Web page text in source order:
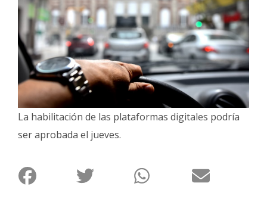
Ciudad
Deportes
Arte
y
Espectáculos
Policiales
Cartelera
Fotos
Familia
La habilitación de las plataformas digitales podría
ser aprobada el jueves.